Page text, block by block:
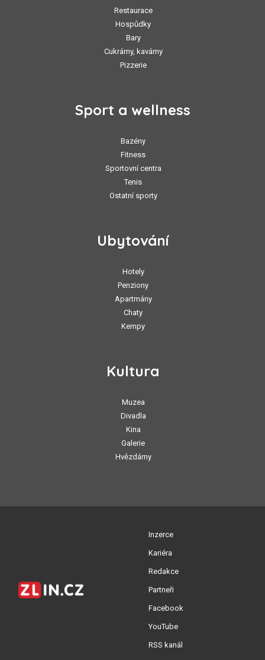
Restaurace
Hospůdky
Bary
Cukrárny, kavárny
Pizzerie
Sport a wellness
Bazény
Fitness
Sportovní centra
Tenis
Ostatní sporty
Ubytování
Hotely
Penziony
Apartmány
Chaty
Kempy
Kultura
Muzea
Divadla
Kina
Galerie
Hvězdárny
Inzerce
Kariéra
Redakce
Partneři
Facebook
YouTube
RSS kanál